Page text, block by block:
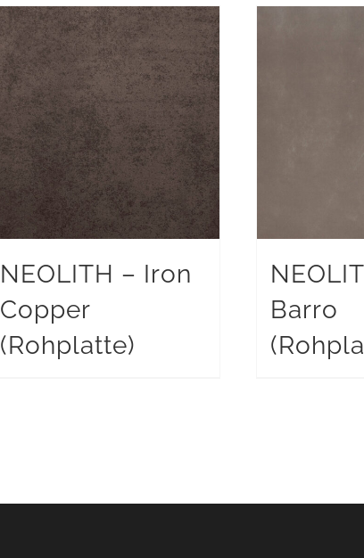
NEOLITH – Iron
Copper
(Rohplatte)
Barro